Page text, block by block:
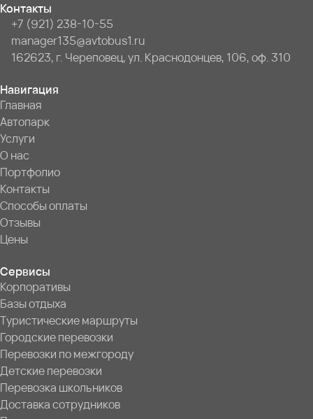
Контакты
+7 (921) 238-10-55
manager135@avtobus1.ru
162623, г. Череповец, ул. Краснодонцев, 106, оф. 310
Навигация
Главная
Автопарк
Услуги
О нас
Портфолио
Контакты
Способы оплаты
Отзывы
Цены
Сервисы
Корпоративы
Базы отдыха
Туристические маршруты
Городские перевозки
Перевозки по межгороду
Детские перевозки
Перевозка школьников
Доставка сотрудников